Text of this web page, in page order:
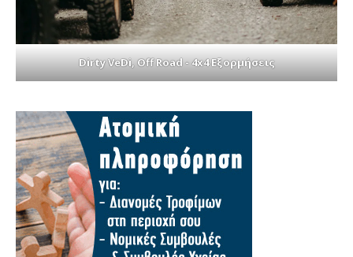
Dirty VeDi, Off Road - 4x4 Εξορμήσεις